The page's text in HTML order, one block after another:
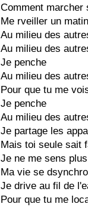
Comment marcher
Me rveiller un
Au milieu des
Au milieu des
Je penche
Au milieu des
Pour que tu me
Je penche
Au milieu des
Je partage les
Mais toi seule sait
Je ne me sens
Ma vie se
Je drive au fil de
Pour que tu me